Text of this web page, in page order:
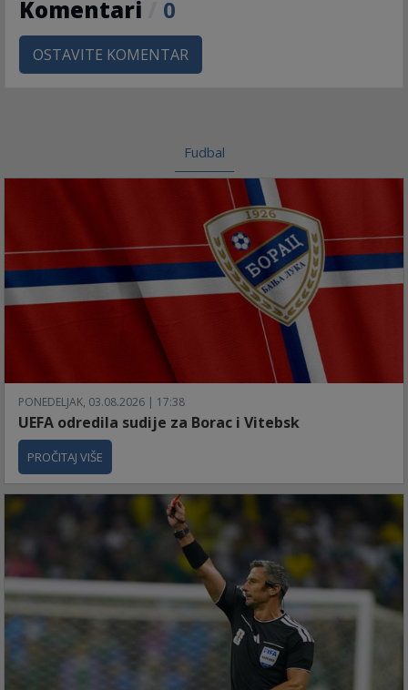
Komentari 0
OSTAVITE KOMENTAR
Fudbal
PONEDELJAK, 03.08.2026 | 17:38
UEFA odredila sudije za Borac i Vitebsk
PROČITAJ VIŠE